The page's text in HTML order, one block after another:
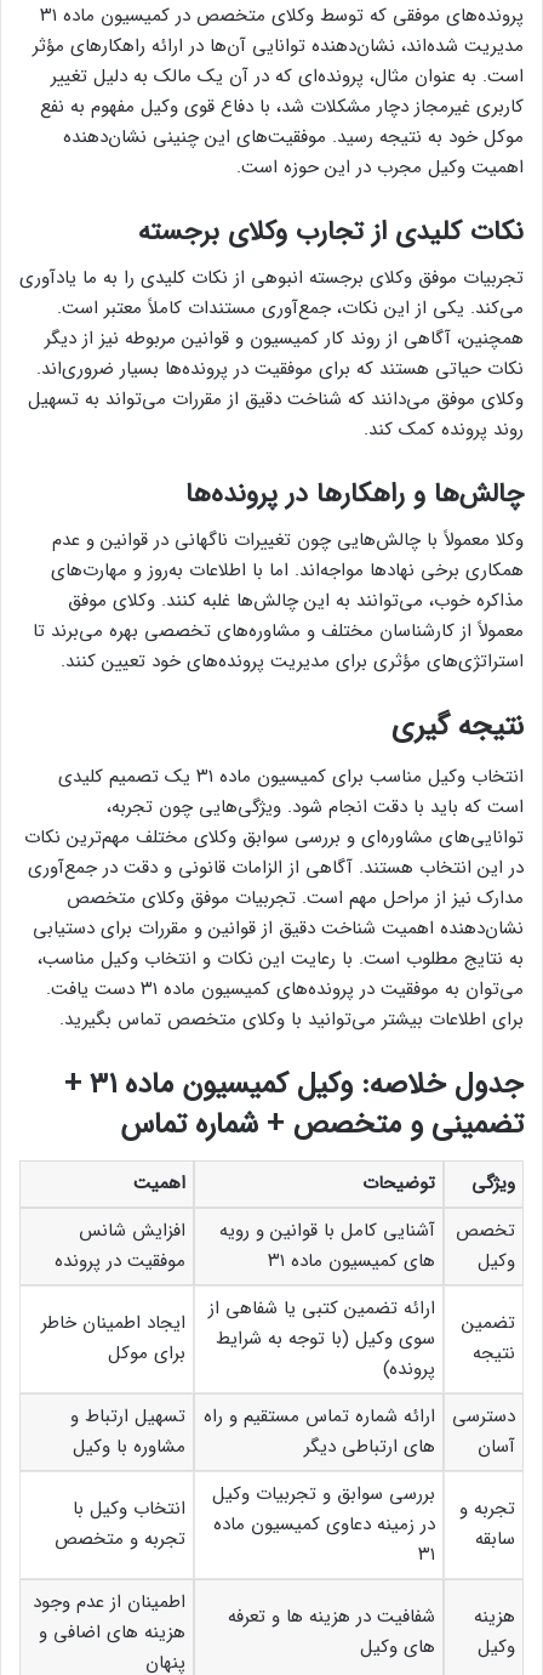
پرونده‌های موفقی که توسط وکلای متخصص در کمیسیون ماده ۳۱
مدیریت شده‌اند، نشان‌دهنده توانایی آن‌ها در ارائه راهکارهای مؤثر
است. به عنوان مثال، پرونده‌ای که در آن یک مالک به دلیل تغییر
کاربری غیرمجاز دچار مشکلات شد، با دفاع قوی وکیل مفهوم به نفع
موکل خود به نتیجه رسید. موفقیت‌های این چنینی نشان‌دهنده
اهمیت وکیل مجرب در این حوزه است.
نکات کلیدی از تجارب وکلای برجسته
تجربیات موفق وکلای برجسته انبوهی از نکات کلیدی را به ما یادآوری
می‌کند. یکی از این نکات، جمع‌آوری مستندات کاملاً معتبر است.
همچنین، آگاهی از روند کار کمیسیون و قوانین مربوطه نیز از دیگر
نکات حیاتی هستند که برای موفقیت در پرونده‌ها بسیار ضروری‌اند.
وکلای موفق می‌دانند که شناخت دقیق از مقررات می‌تواند به تسهیل
روند پرونده کمک کند.
چالش‌ها و راهکارها در پرونده‌ها
وکلا معمولاً با چالش‌هایی چون تغییرات ناگهانی در قوانین و عدم
همکاری برخی نهادها مواجه‌اند. اما با اطلاعات به‌روز و مهارت‌های
مذاکره خوب، می‌توانند به این چالش‌ها غلبه کنند. وکلای موفق
معمولاً از کارشناسان مختلف و مشاوره‌های تخصصی بهره می‌برند تا
استراتژی‌های مؤثری برای مدیریت پرونده‌های خود تعیین کنند.
نتیجه گیری
انتخاب وکیل مناسب برای کمیسیون ماده ۳۱ یک تصمیم کلیدی
است که باید با دقت انجام شود. ویژگی‌هایی چون تجربه،
توانایی‌های مشاوره‌ای و بررسی سوابق وکلای مختلف مهم‌ترین نکات
در این انتخاب هستند. آگاهی از الزامات قانونی و دقت در جمع‌آوری
مدارک نیز از مراحل مهم است. تجربیات موفق وکلای متخصص
نشان‌دهنده اهمیت شناخت دقیق از قوانین و مقررات برای دستیابی
به نتایج مطلوب است. با رعایت این نکات و انتخاب وکیل مناسب،
می‌توان به موفقیت در پرونده‌های کمیسیون ماده ۳۱ دست یافت.
برای اطلاعات بیشتر می‌توانید با وکلای متخصص تماس بگیرید.
جدول خلاصه: وکیل کمیسیون ماده ۳۱ +
تضمینی و متخصص + شماره تماس
ویژگی توضیحات
اهمیت
تخصص
وکیل
آشنایی کامل با قوانین و رویه
های کمیسیون ماده ۳۱
افزایش شانس
موفقیت در پرونده
تضمین
نتیجه
ارائه تضمین کتبی یا شفاهی از
سوی وکیل (با توجه به شرایط
پرونده)
ایجاد اطمینان خاطر
برای موکل
دسترسی
آسان
ارائه شماره تماس مستقیم و راه
های ارتباطی دیگر
تسهیل ارتباط و
مشاوره با وکیل
تجربه و
سابقه
بررسی سوابق و تجربیات وکیل
در زمینه دعاوی کمیسیون ماده
۳۱
انتخاب وکیل با
تجربه و متخصص
هزینه
وکیل
شفافیت در هزینه ها و تعرفه
های وکیل
اطمینان از عدم وجود
هزینه های اضافی و
پنهان